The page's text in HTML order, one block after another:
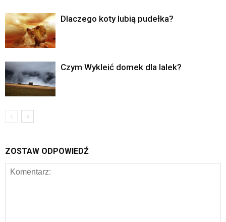
Dlaczego koty lubią pudełka?
Czym Wykleić domek dla lalek?
ZOSTAW ODPOWIEDŹ